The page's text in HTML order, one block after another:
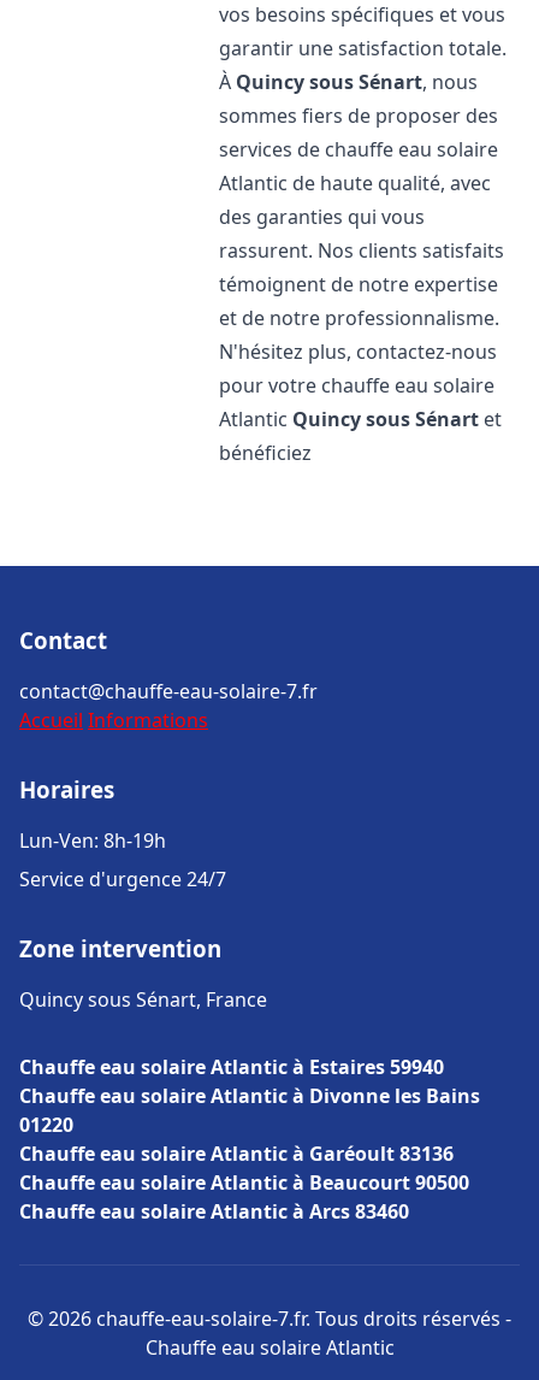
vos besoins spécifiques et vous
garantir une satisfaction totale.
À Quincy sous Sénart, nous
sommes fiers de proposer des
services de chauffe eau solaire
Atlantic de haute qualité, avec
des garanties qui vous
rassurent. Nos clients satisfaits
témoignent de notre expertise
et de notre professionnalisme.
N'hésitez plus, contactez-nous
pour votre chauffe eau solaire
Atlantic Quincy sous Sénart et
bénéficiez
Contact
contact@chauffe-eau-solaire-7.fr
Accueil Informations
Horaires
Lun-Ven: 8h-19h
Service d'urgence 24/7
Zone intervention
Quincy sous Sénart, France
Chauffe eau solaire Atlantic à Estaires 59940
Chauffe eau solaire Atlantic à Divonne les Bains
01220
Chauffe eau solaire Atlantic à Garéoult 83136
Chauffe eau solaire Atlantic à Beaucourt 90500
Chauffe eau solaire Atlantic à Arcs 83460
© 2026 chauffe-eau-solaire-7.fr. Tous droits réservés -
Chauffe eau solaire Atlantic